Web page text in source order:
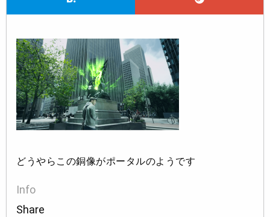
どうやらこの銅像がポータルのようです
Info
Share